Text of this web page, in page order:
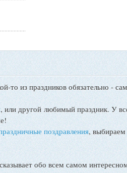
то из праздников обязательно -
, или другой любимый праздник. У
поздравления,
обо всем самом